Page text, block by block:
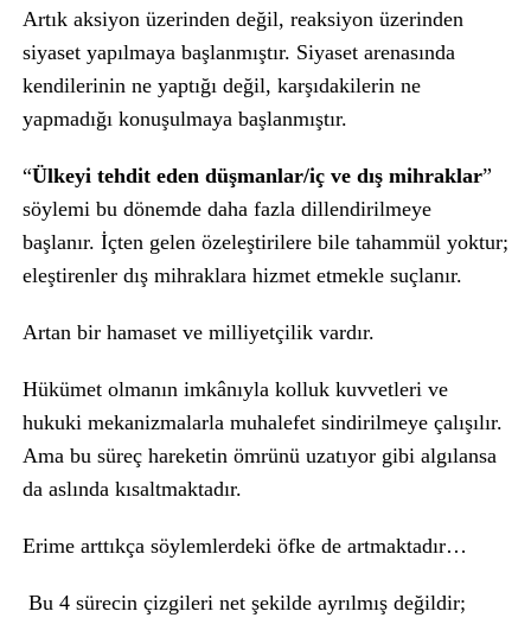
Artık aksiyon üzerinden değil, reaksiyon üzerinden
siyaset yapılmaya başlanmıştır. Siyaset arenasında
kendilerinin ne yaptığı değil, karşıdakilerin ne
yapmadığı konuşulmaya başlanmıştır.
“Ülkeyi tehdit eden düşmanlar/iç ve dış mihraklar”
söylemi bu dönemde daha fazla dillendirilmeye
başlanır. İçten gelen özeleştirilere bile tahammül yoktur;
eleştirenler dış mihraklara hizmet etmekle suçlanır.
Artan bir hamaset ve milliyetçilik vardır.
Hükümet olmanın imkânıyla kolluk kuvvetleri ve
hukuki mekanizmalarla muhalefet sindirilmeye çalışılır.
Ama bu süreç hareketin ömrünü uzatıyor gibi algılansa
da aslında kısaltmaktadır.
Erime arttıkça söylemlerdeki öfke de artmaktadır…
Bu 4 sürecin çizgileri net şekilde ayrılmış değildir;